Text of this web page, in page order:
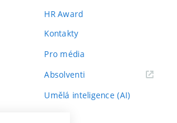
HR Award
Kontakty
Pro média
Absolventi(externí
Umělá inteligence (AI)